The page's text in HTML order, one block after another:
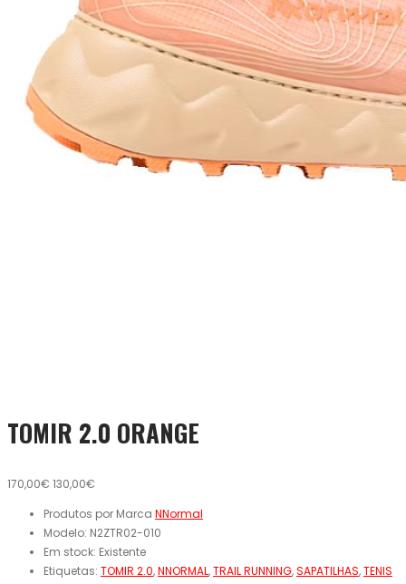
TOMIR 2.0 ORANGE
170,00€ 130,00€
Produtos por Marca NNormal
Modelo: N2ZTR02-010
Em stock: Existente
Etiquetas: TOMIR 2.0,NNORMAL,TRAIL RUNNING,SAPATILHAS,TENIS